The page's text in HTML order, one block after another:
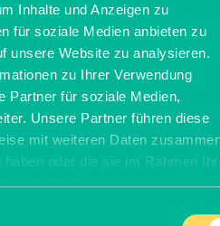
Inhalte und Anzeigen zu
für soziale Medien anbieten zu
unsere Website zu analysieren.
zu Ihrer Verwendung
Partner für soziale Medien,
Unsere Partner führen diese
mit weiteren Daten
oder die sie im Rahmen
haben.
über